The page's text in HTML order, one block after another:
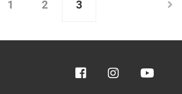
1 2 3